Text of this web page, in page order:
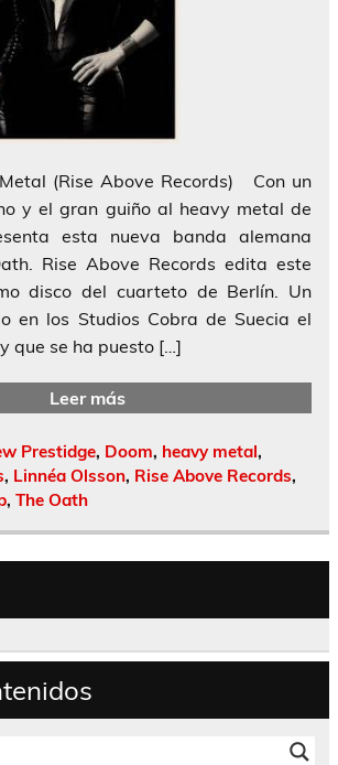
(Rise Above Records) Con un
y el gran guiño al heavy metal de
esta nueva banda alemana
Rise Above Records edita este
disco del cuarteto de Berlín. Un
en los Studios Cobra de Suecia el
que se ha puesto […]
Leer más
Prestidge, Doom, heavy metal,
, Linnéa Olsson, Rise Above Records,
, The Oath